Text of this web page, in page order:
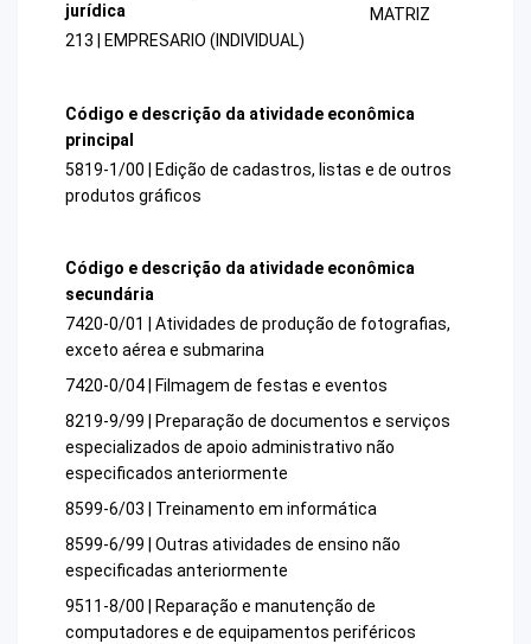
jurídica
213 | EMPRESARIO (INDIVIDUAL)
MATRIZ
Código e descrição da atividade econômica
principal
5819-1/00 | Edição de cadastros, listas e de outros
produtos gráficos
Código e descrição da atividade econômica
secundária
7420-0/01 | Atividades de produção de fotografias,
exceto aérea e submarina
7420-0/04 | Filmagem de festas e eventos
8219-9/99 | Preparação de documentos e serviços
especializados de apoio administrativo não
especificados anteriormente
8599-6/03 | Treinamento em informática
8599-6/99 | Outras atividades de ensino não
especificadas anteriormente
9511-8/00 | Reparação e manutenção de
computadores e de equipamentos periféricos